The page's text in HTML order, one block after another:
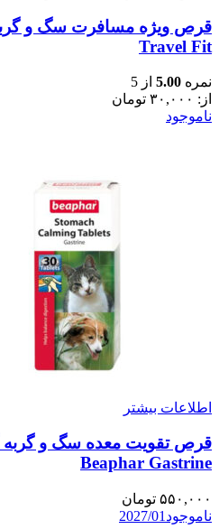
Travel Fit
نمره 5.00 از 5
از: ۳۰,۰۰۰ تومان
ناموجود
اطلاعات بیشتر
قرص تقویت معده سگ و گربه
Beaphar Gastrine
۵۵۰,۰۰۰ تومان
ناموجود 2027/01